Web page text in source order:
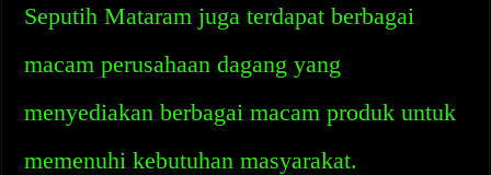
Seputih Mataram juga terdapat berbagai
macam perusahaan dagang yang
menyediakan berbagai macam produk untuk
memenuhi kebutuhan masyarakat.